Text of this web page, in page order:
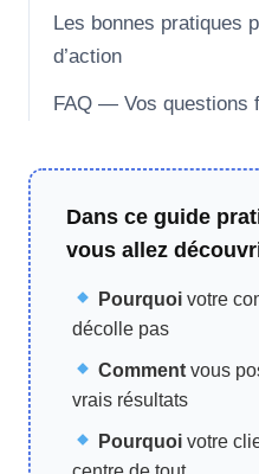
Les bonnes pratiques
d’action
FAQ — Vos questions
Dans ce guide
vous allez
Pourquoivotre
décolle pas
Commentvous
vrais résultats
Pourquoivotre